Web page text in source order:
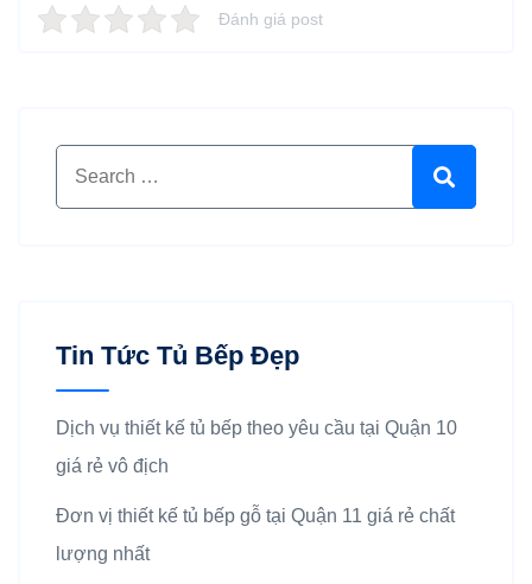
Đánh giá post
Tin Tức Tủ Bếp Đẹp
Dịch vụ thiết kế tủ bếp theo yêu cầu tại Quận 10
giá rẻ vô địch
Đơn vị thiết kế tủ bếp gỗ tại Quận 11 giá rẻ chất
lượng nhất